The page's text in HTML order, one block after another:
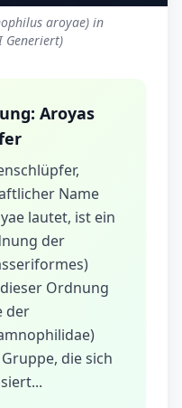
aroyae) in
Generiert)
Aroyas
Name
lautet, ist ein
der
Ordnung
der
die sich